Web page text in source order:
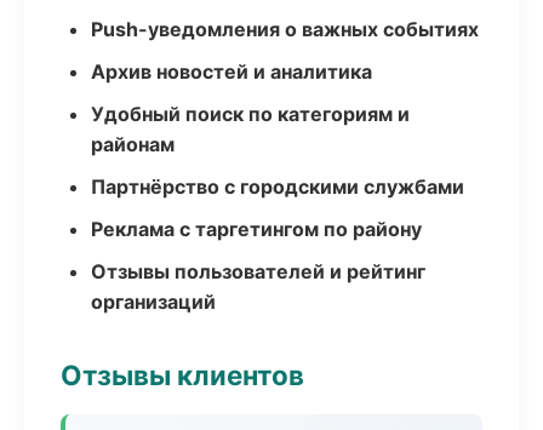
Push-уведомления о важных событиях
Архив новостей и аналитика
Удобный поиск по категориям и
районам
Партнёрство с городскими службами
Реклама с таргетингом по району
Отзывы пользователей и рейтинг
организаций
Отзывы клиентов